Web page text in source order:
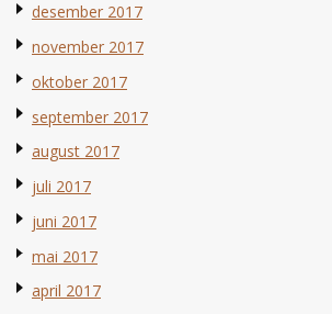
desember 2017
november 2017
oktober 2017
september 2017
august 2017
juli 2017
juni 2017
mai 2017
april 2017